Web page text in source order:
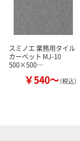
スミノエ 業務用タイル
カーペット MJ-10
500×500…
￥540～（税込）